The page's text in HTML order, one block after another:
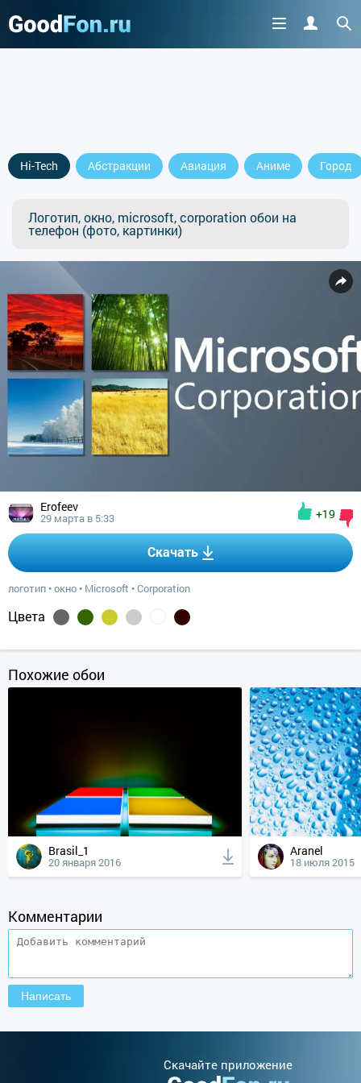
Hi-Tech Абстракции Авиация Аниме Город
Логотип, окно, microsoft, corporation обои на
телефон (фото, картинки)
Erofeev
29 марта в 5:33 +19
Скачать
логотип •окно • Microsoft •Corporation
Цвета
Похожие обои
Brasil_1
20 января 2016
Aranel
18 июля 2015
Комментарии
Cкачайте приложение